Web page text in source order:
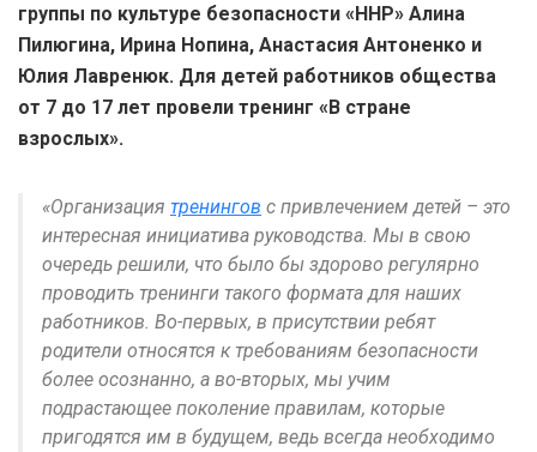
группы по культуре безопасности «ННР» Алина
Пилюгина, Ирина Нопина, Анастасия Антоненко и
Юлия Лавренюк. Для детей работников общества
от 7 до 17 лет провели тренинг «В стране
взрослых».
«Организация тренингов с привлечением детей – это
интересная инициатива руководства. Мы в свою
очередь решили, что было бы здорово регулярно
проводить тренинги такого формата для наших
работников. Во-первых, в присутствии ребят
родители относятся к требованиям безопасности
более осознанно, а во-вторых, мы учим
подрастающее поколение правилам, которые
пригодятся им в будущем, ведь всегда необходимо